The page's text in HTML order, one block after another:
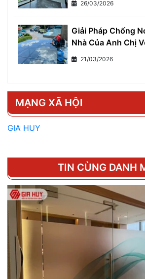
26/03/2026
Giải Pháp Chống
Nhà Của Anh Chị
Nhiệt Cho Nhà Ở
21/03/2026
MẠNG XÃ HỘI
GIA HUY
TIN CÙNG DANH